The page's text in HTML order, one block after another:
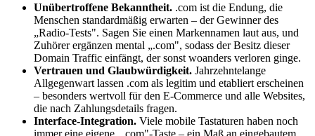
Unübertroffene Bekanntheit. .com ist die Endung, die
Menschen standardmäßig erwarten – der Gewinner des
„Radio-Tests". Sagen Sie einen Markennamen laut aus, und
Zuhörer ergänzen mental „.com", sodass der Besitz dieser
Domain Traffic einfängt, der sonst woanders verloren ginge.
Vertrauen und Glaubwürdigkeit. Jahrzehntelange
Allgegenwart lassen .com als legitim und etabliert erscheinen
– besonders wertvoll für den E-Commerce und alle Websites,
die nach Zahlungsdetails fragen.
Interface-Integration. Viele mobile Tastaturen haben noch
immer eine eigene „.com"-Taste – ein Maß an eingebautem